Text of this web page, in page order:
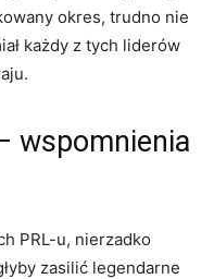
okres, trudno nie
każdy z tych liderów
wspomnienia
PRL-u, nierzadko
zasilić legendarne